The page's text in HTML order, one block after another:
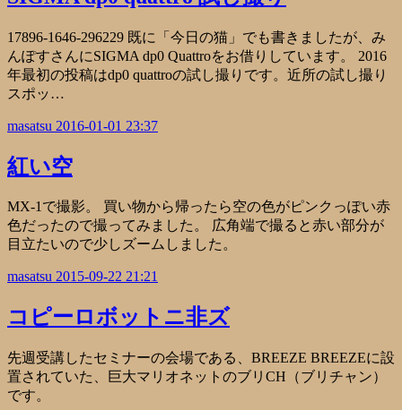
17896-1646-296229 既に「今日の猫」でも書きましたが、み
んぽすさんにSIGMA dp0 Quattroをお借りしています。 2016
年最初の投稿はdp0 quattroの試し撮りです。近所の試し撮り
スポッ…
masatsu 2016-01-01 23:37
紅い空
MX-1で撮影。 買い物から帰ったら空の色がピンクっぽい赤
色だったので撮ってみました。 広角端で撮ると赤い部分が
目立たいので少しズームしました。
masatsu 2015-09-22 21:21
コピーロボットニ非ズ
先週受講したセミナーの会場である、BREEZE BREEZEに設
置されていた、巨大マリオネットのブリCH（ブリチャン）
です。